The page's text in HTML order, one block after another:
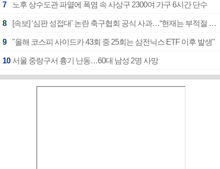
7 노후 상수도관 파열에 폭염 속 사상구 2300여 가구 6시간 단수
8 [속보] ‘심판 성접대’ 논란 축구협회 공식 사과…“현재는 부적절 행위 없어”
9 "올해 코스피 사이드카 43회 중 25회는 삼전닉스 ETF 이후 발생"
10 서울 중랑구서 흉기 난동…60대 남성 2명 사망